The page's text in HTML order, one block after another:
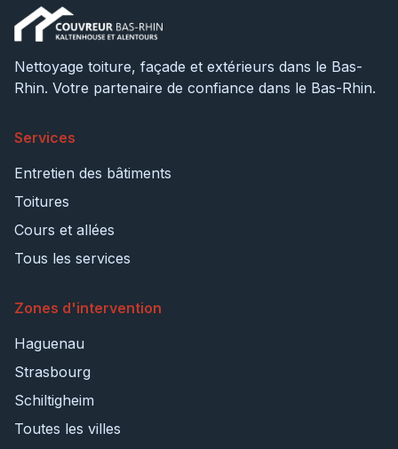
Nettoyage toiture, façade et extérieurs dans le Bas-
Rhin. Votre partenaire de confiance dans le Bas-Rhin.
Services
Entretien des bâtiments
Toitures
Cours et allées
Tous les services
Zones d'intervention
Haguenau
Strasbourg
Schiltigheim
Toutes les villes